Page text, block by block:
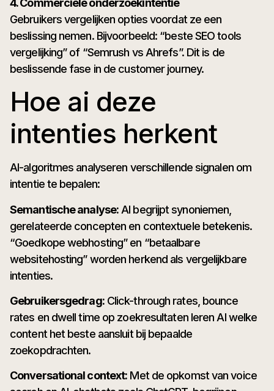
4. Commerciële onderzoekintentie
Gebruikers vergelijken opties voordat ze een
beslissing nemen. Bijvoorbeeld: “beste SEO tools
vergelijking” of “Semrush vs Ahrefs”. Dit is de
beslissende fase in de customer journey.
Hoe ai deze
intenties herkent
AI-algoritmes analyseren verschillende signalen om
intentie te bepalen:
Semantische analyse: AI begrijpt synoniemen,
gerelateerde concepten en contextuele betekenis.
“Goedkope webhosting” en “betaalbare
websitehosting” worden herkend als vergelijkbare
intenties.
Gebruikersgedrag:Click-through rates, bounce
rates en dwell time op zoekresultaten leren AI welke
content het beste aansluit bij bepaalde
zoekopdrachten.
Conversational context: Met de opkomst van voice